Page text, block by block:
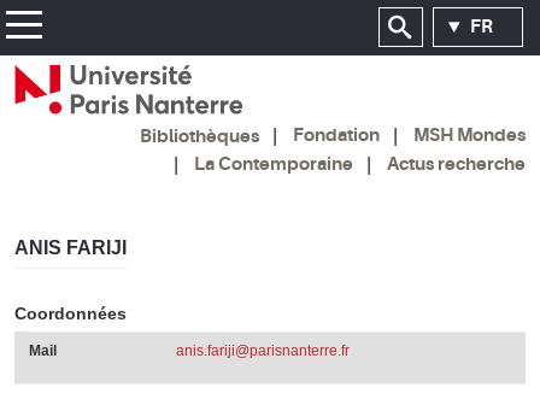
FR
Bibliothèques Fondation
MSH Mondes
La Contemporaine
Actus recherche
ANIS FARIJI
Coordonnées
Mail anis.fariji@parisnanterre.fr